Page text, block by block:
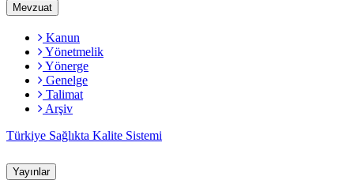
Mevzuat
Kanun
Yönetmelik
Yönerge
Genelge
Talimat
Arşiv
Türkiye Sağlıkta Kalite Sistemi
Yayınlar